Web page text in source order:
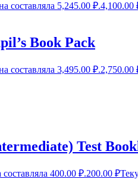
составляла 5,245.00 ₽.4,100.00
Book Pack
составляла 3,495.00 ₽.2,750.00
Test
400.00 ₽.200.00 ₽